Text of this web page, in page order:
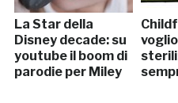
La Star della
Disney decade: su
youtube il boom di
parodie per Miley